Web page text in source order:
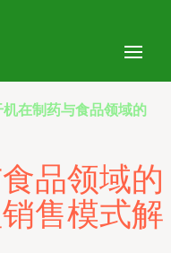
机在制药与食品领域的
品领域的
售模式解